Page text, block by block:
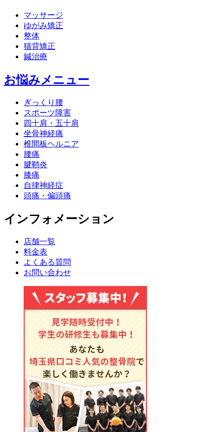
マッサージ
ゆがみ矯正
整体
猫背矯正
鍼治療
お悩みメニュー
ぎっくり腰
スポーツ障害
四十肩・五十肩
坐骨神経痛
椎間板ヘルニア
腰痛
腱鞘炎
膝痛
自律神経症
頭痛・偏頭痛
インフォメーション
店舗一覧
料金表
よくある質問
お問い合わせ